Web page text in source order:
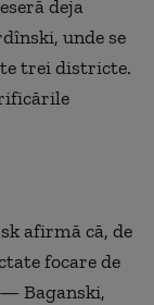
deja
unde se
trei districte.
afirmă că, de
focare de
Baganski,